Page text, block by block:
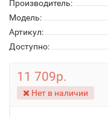
Производитель:
Модель:
Артикул:
Доступно:
11 709р.
Нет в наличии